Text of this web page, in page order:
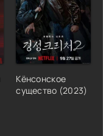
Кёнсонское
существо (2023)